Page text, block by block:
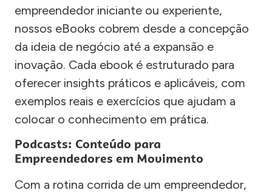
empreendedor iniciante ou experiente,
nossos eBooks cobrem desde a concepção
da ideia de negócio até a expansão e
inovação. Cada ebook é estruturado para
oferecer insights práticos e aplicáveis, com
exemplos reais e exercícios que ajudam a
colocar o conhecimento em prática.
Podcasts: Conteúdo para
Empreendedores em Movimento
Com a rotina corrida de um empreendedor,